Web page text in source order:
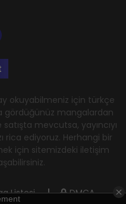
okuyabilmeniz için türkçe
gördüğünüz mangalardan
mevcutsa, yayıncıyı
rica ediyoruz. Herhangi bir
için sitemizdeki iletişim
Listesi
DMCA